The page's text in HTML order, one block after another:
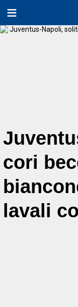
cori
lavali